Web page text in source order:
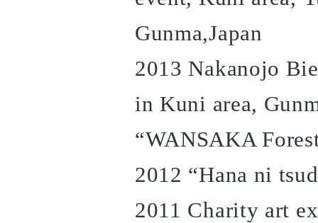
Gunma,Japan
2013 Nakanojo
in Kuni area,
“WANSAKA
2012 “Hana ni
2011 Charity art